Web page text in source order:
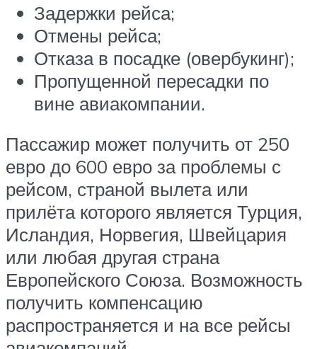
Задержки рейса;
Отмены рейса;
Отказа в посадке (овербукинг);
Пропущенной пересадки по
вине авиакомпании.
Пассажир может получить от 250
евро до 600 евро за проблемы с
рейсом, страной вылета или
прилёта которого является Турция,
Исландия, Норвегия, Швейцария
или любая другая страна
Европейского Союза. Возможность
получить компенсацию
распространяется и на все рейсы